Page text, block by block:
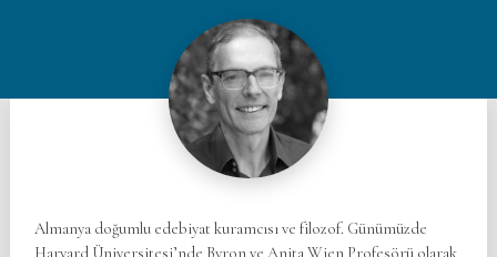
Almanya doğumlu edebiyat kuramcısı ve filozof. Günümüzde